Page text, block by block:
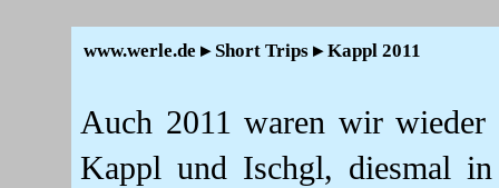
www.werle.de ▸ Short Trips ▸ Kappl 2011
Auch 2011 waren wir
Kappl und Ischgl, diesmal